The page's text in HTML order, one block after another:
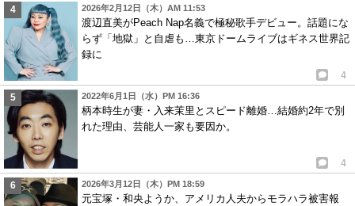
2026年2月12日（木）AM 11:53
渡辺直美がPeach Nap名義で極秘歌手デビュー。話題にな
らず「地獄」と自虐も…東京ドームライブはギネス世界記
録に
4
2022年6月1日（水）PM 16:36
柄本時生が妻・入来茉里とスピード離婚…結婚約2年で別
れた理由、芸能人一家も要因か。
4
2026年3月12日（木）PM 18:59
元宝塚・和央ようか、アメリカ人夫からモラハラ被害報